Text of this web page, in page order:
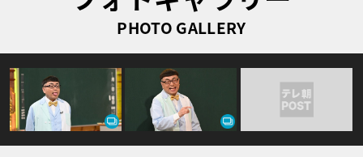
PHOTO GALLERY